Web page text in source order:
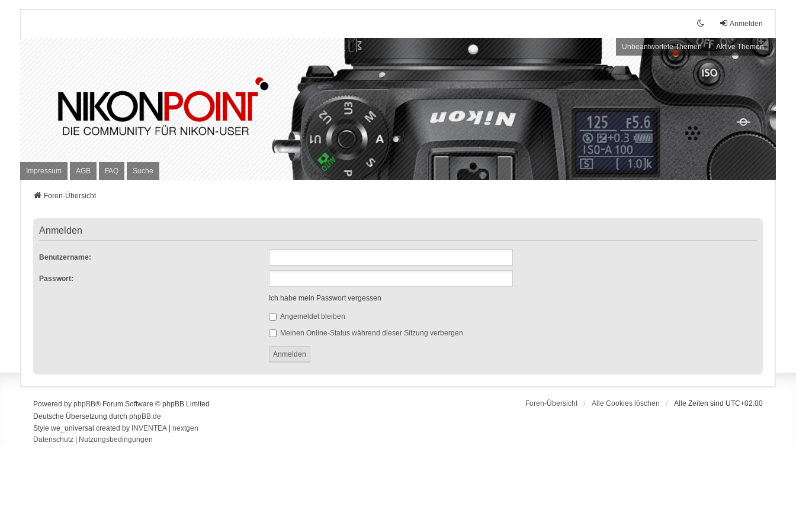
Anmelden
Unbeantwortete Themen Aktive Themen
Impressum AGB FAQ Suche
Foren-Übersicht
Anmelden
Benutzername:
Passwort:
Ich habe mein Passwort vergessen
Angemeldet bleiben
Meinen Online-Status während dieser Sitzung verbergen
Foren-Übersicht Alle Cookies löschen Alle Zeiten sind UTC+02:00
Powered by phpBB® Forum Software © phpBB Limited
Deutsche Übersetzung durch phpBB.de
Style we_universal created by INVENTEA| nextgen
Datenschutz| Nutzungsbedingungen